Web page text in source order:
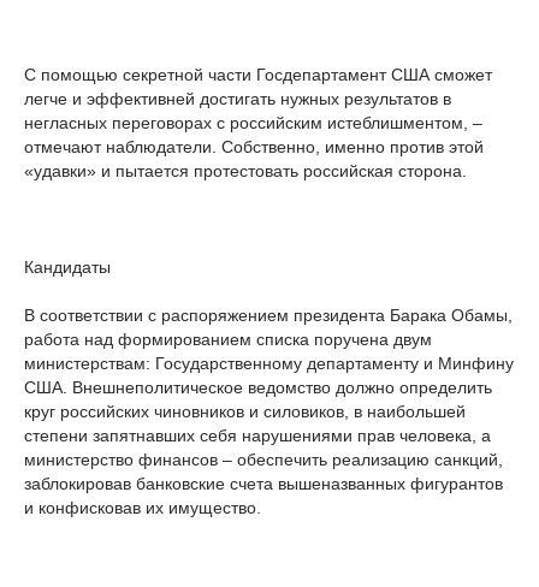
С помощью секретной части Госдепартамент США сможет
легче и эффективней достигать нужных результатов в
негласных переговорах с российским истеблишментом, –
отмечают наблюдатели. Собственно, именно против этой
«удавки» и пытается протестовать российская сторона.
Кандидаты
В соответствии с распоряжением президента Барака Обамы,
работа над формированием списка поручена двум
министерствам: Государственному департаменту и Минфину
США. Внешнеполитическое ведомство должно определить
круг российских чиновников и силовиков, в наибольшей
степени запятнавших себя нарушениями прав человека, а
министерство финансов – обеспечить реализацию санкций,
заблокировав банковские счета вышеназванных фигурантов
и конфисковав их имущество.